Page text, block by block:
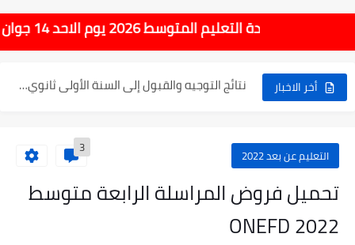
التعليم المتوسط 2026 يوم الاحد 14 جوان بداية من الساعة 10:00 صباحا
أخر الاخبار
الآن سحب كشف النقاط لشهادة التعليم المتوسط 2025
نتائج التوجيه والقبول إلى السنة الأولى ثانوي 2025 وطريقة الطعن...
حساب معدل شهادة التعليم المتوسط بيام 2025
تسجيلات أشبال الأمة 2025 | شروط ومراحل التسجيل عبر...
التعليم عن بعد 2022 3
تحميل فروض المراسلة الرابعة متوسط
2022 ONEFD